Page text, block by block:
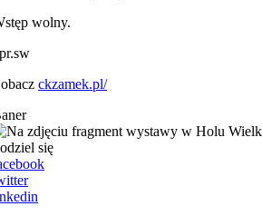
wolny.
ckzamek.pl/
się